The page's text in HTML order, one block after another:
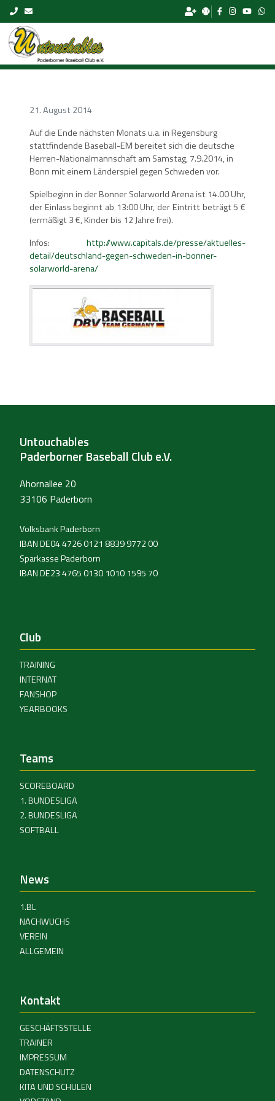
Skip to content
21. August 2014
Auf die Ende nächsten Monats u.a. in Regensburg
stattfindende Baseball-EM bereitet sich die deutsche
Herren-Nationalmannschaft am Samstag, 7.9.2014, in
Bonn mit einem Länderspiel gegen Schweden vor.
Spielbeginn in der Bonner Solarworld Arena ist 14.00 Uhr,
der Einlass beginnt ab 13:00 Uhr, der Eintritt beträgt 5 €
(ermäßigt 3 €, Kinder bis 12 Jahre frei).
Infos: http://www.capitals.de/presse/aktuelles-
detail/deutschland-gegen-schweden-in-bonner-
solarworld-arena/
Untouchables
Paderborner Baseball Club e.V.
Ahornallee 20
33106 Paderborn
Volksbank Paderborn
IBAN DE04 4726 0121 8839 9772 00
Sparkasse Paderborn
IBAN DE23 4765 0130 1010 1595 70
Club
TRAINING
INTERNAT
FANSHOP
YEARBOOKS
Teams
SCOREBOARD
1. BUNDESLIGA
2. BUNDESLIGA
SOFTBALL
News
1.BL
NACHWUCHS
VEREIN
ALLGEMEIN
Kontakt
GESCHÄFTSSTELLE
TRAINER
IMPRESSUM
DATENSCHUTZ
KITA UND SCHULEN